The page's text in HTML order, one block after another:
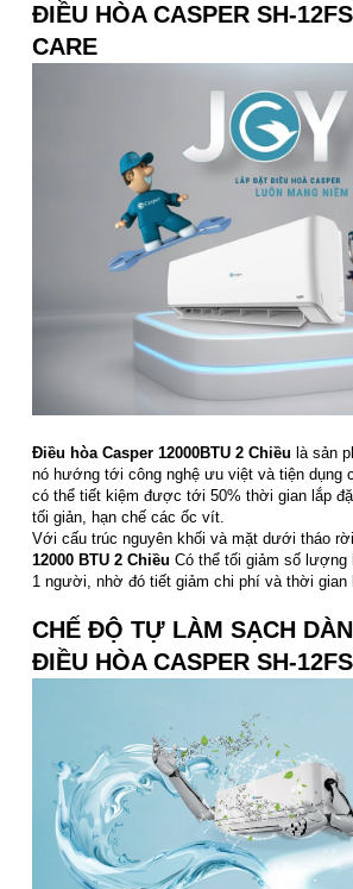
ĐIỀU HÒA CASPER SH-
CARE
Điều hòa Casper 12000BTU 2 Chiều là sản
nó hướng tới công nghệ ưu việt và tiện dụng
có thể tiết kiệm được tới 50% thời gian lắp
tối giản, hạn chế các ốc vít.
Với cấu trúc nguyên khối và mặt dưới tháo
12000 BTU 2 Chiều Có thể tối giảm số
1 người, nhờ đó tiết giảm chi phí và thời gian
CHẾ ĐỘ TỰ LÀM SẠCH
ĐIỀU HÒA CASPER SH-